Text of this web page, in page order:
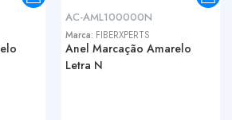
AC-AML100000N
Marca: FIBERXPERTS
Anel Marcação Amarelo
Letra N